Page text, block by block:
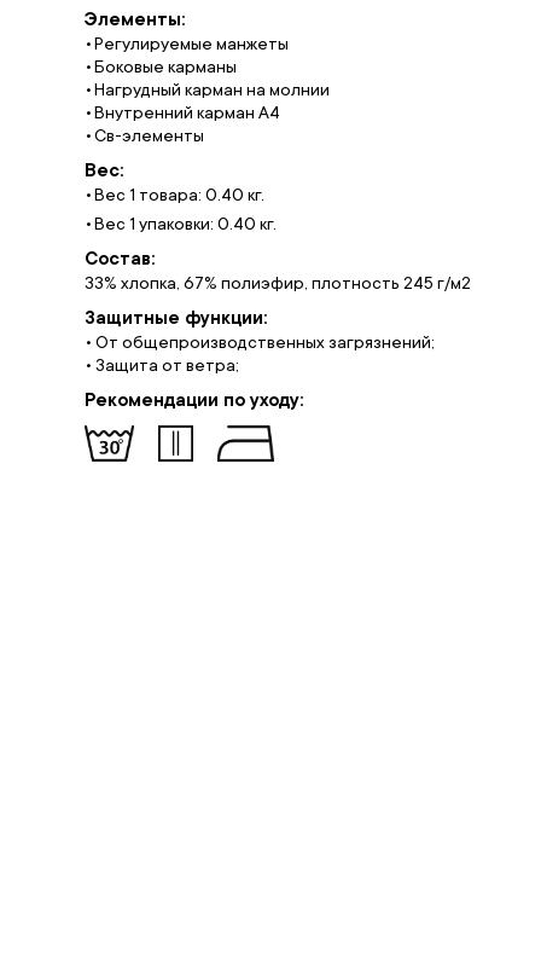
Элементы:
Регулируемые манжеты
Боковые карманы
Нагрудный карман на молнии
Внутренний карман A4
Св-элементы
Вес:
Вес 1 товара: 0.40 кг.
Вес 1 упаковки: 0.40 кг.
Состав:
33% хлопка, 67% полиэфир, плотность 245 г/м2
Защитные функции:
• От общепроизводственных загрязнений;
• Защита от ветра;
Рекомендации по уходу: